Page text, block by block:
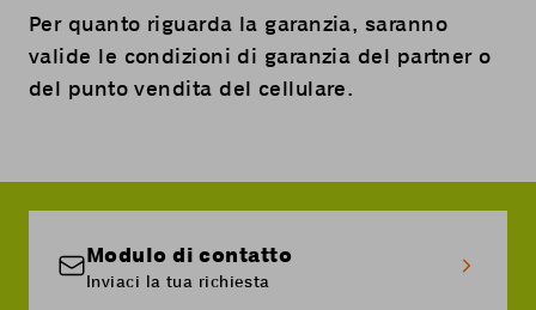
Per quanto riguarda la garanzia, saranno
valide le condizioni di garanzia del partner o
del punto vendita del cellulare.
Modulo di contatto
Inviaci la tua richiesta